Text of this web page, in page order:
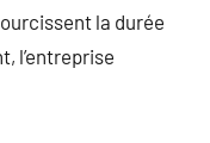
la durée
l’entreprise